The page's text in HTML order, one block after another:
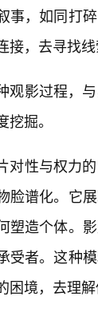
事，如同打
接，去寻找
观影过程，
挖掘。
对性与权力
脸谱化。它
塑造个体。
受者。这种
困境，去理解